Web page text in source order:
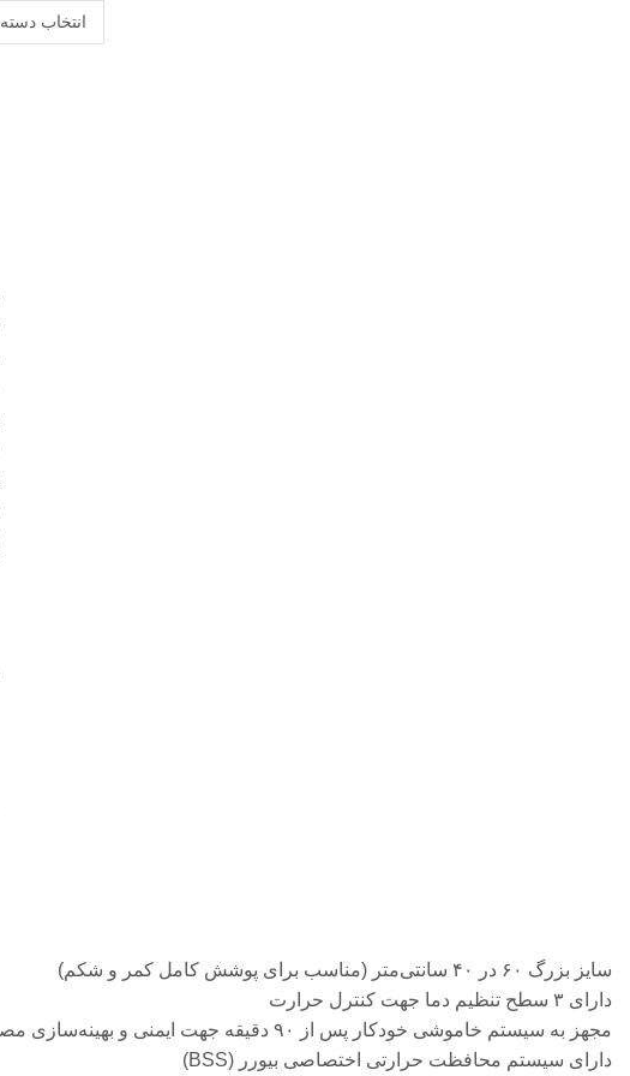
Search
سایز بزرگ ۶۰ در ۴۰ سانتی‌متر (مناسب برای پوشش کامل کمر و شکم)
دارای ۳ سطح تنظیم دما جهت کنترل حرارت
مجهز به سیستم خاموشی خودکار پس از ۹۰ دقیقه جهت ایمنی و بهینه‌سازی مصرف
دارای سیستم محافظت حرارتی اختصاصی بیورر (BSS)